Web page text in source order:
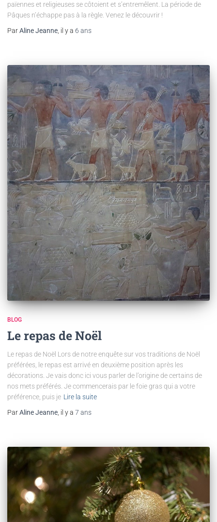
païennes et religieuses se côtoient et s’entremêlent. La période de
Pâques n’échappe pas à la règle. Venez le découvrir !
ParAline Jeanne , il y a 6 ans
BLOG
Le repas de Noël
Le repas de Noël Lors de notre enquête sur vos traditions de Noël
préférées, le repas est arrivé en deuxième position après les
décorations. Je vais donc ici vous parler de l’origine de certains de
nos mets préférés. Je commencerais par le foie gras qui a votre
préférence, puis je Lire la suite
ParAline Jeanne , il y a 7 ans